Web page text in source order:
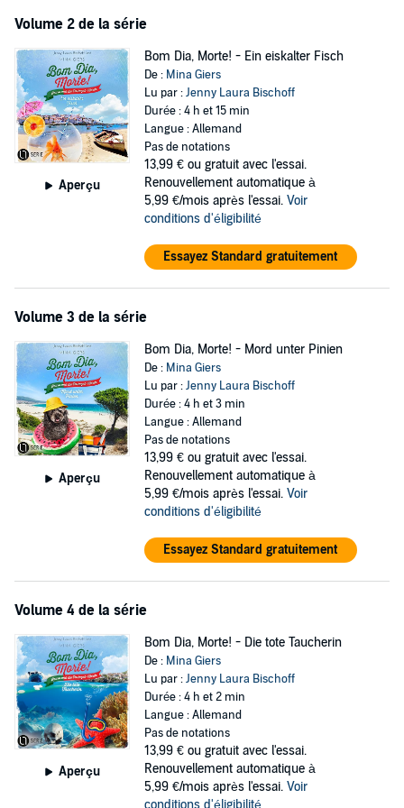
Volume 2 de la série
Aperçu
Bom Dia, Morte! - Ein eiskalter Fisch
De : Mina Giers
Lu par :Jenny Laura Bischoff
Durée : 4 h et 15 min
Langue : Allemand
Pas de notations
13,99 € ou gratuit avec l'essai.
Renouvellement automatique à
5,99 €/mois après l'essai. Voir
conditions d'éligibilité
Essayez Standard gratuitement
Volume 3 de la série
Aperçu
Bom Dia, Morte! - Mord unter Pinien
De : Mina Giers
Lu par :Jenny Laura Bischoff
Durée : 4 h et 3 min
Langue : Allemand
Pas de notations
13,99 € ou gratuit avec l'essai.
Renouvellement automatique à
5,99 €/mois après l'essai. Voir
conditions d'éligibilité
Essayez Standard gratuitement
Volume 4 de la série
Aperçu
Bom Dia, Morte! - Die tote Taucherin
De : Mina Giers
Lu par :Jenny Laura Bischoff
Durée : 4 h et 2 min
Langue : Allemand
Pas de notations
13,99 € ou gratuit avec l'essai.
Renouvellement automatique à
5,99 €/mois après l'essai. Voir
conditions d'éligibilité